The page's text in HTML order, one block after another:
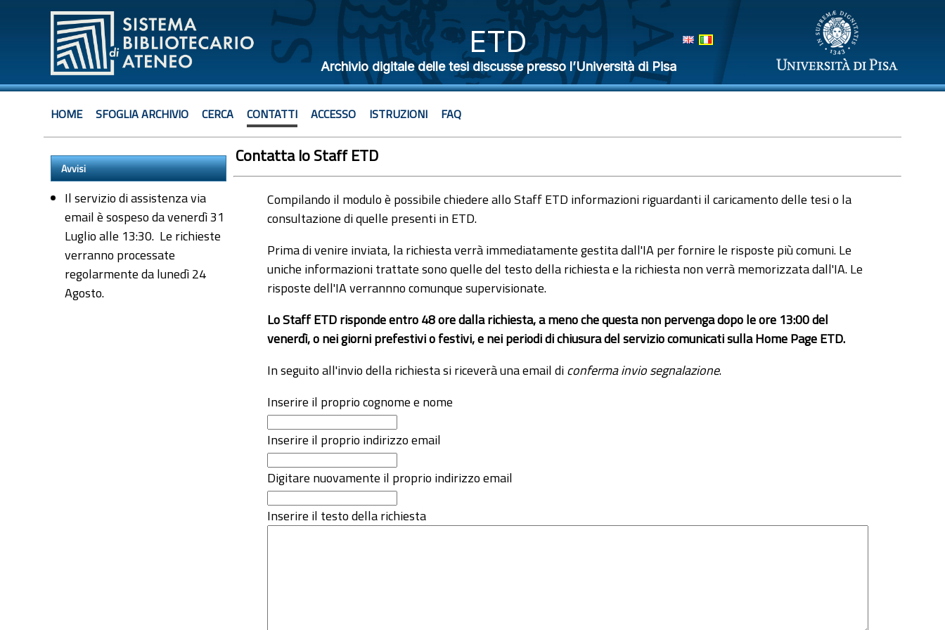
ETD
Archivio digitale delle tesi discusse presso l’Università di Pisa
HOME SFOGLIA ARCHIVIO CERCA CONTATTI ACCESSO ISTRUZIONI FAQ
Avvisi
Il servizio di assistenza via
email è sospeso da venerdì 31
Luglio alle 13:30. Le richieste
verranno processate
regolarmente da lunedì 24
Agosto.
Contatta lo Staff ETD
Compilando il modulo è possibile chiedere allo Staff ETD informazioni riguardanti il caricamento delle tesi o la
consultazione di quelle presenti in ETD.
Prima di venire inviata, la richiesta verrà immediatamente gestita dall'IA per fornire le risposte più comuni. Le
uniche informazioni trattate sono quelle del testo della richiesta e la richiesta non verrà memorizzata dall'IA. Le
risposte dell'IA verrannno comunque supervisionate.
Lo Staff ETD risponde entro 48 ore dalla richiesta, a meno che questa non pervenga dopo le ore 13:00 del
venerdì, o nei giorni prefestivi o festivi, e nei periodi di chiusura del servizio comunicati sulla Home Page ETD.
In seguito all'invio della richiesta si riceverà una email diconferma invio segnalazione.
Inserire il proprio cognome e nome
Inserire il proprio indirizzo email
Digitare nuovamente il proprio indirizzo email
Inserire il testo della richiesta